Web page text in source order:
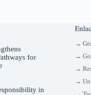
for
in
→
→
→
→